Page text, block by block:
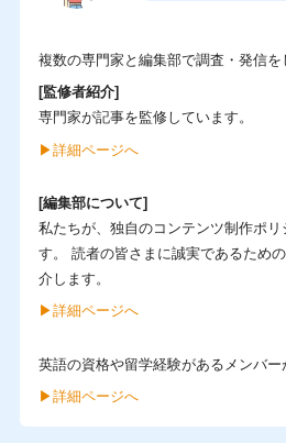
複数の専門家と編集部で調査・発信を
[監修者紹介]
専門家が記事を監修しています。
▶︎詳細ページへ
[編集部について]
私たちが、独自のコンテンツ制作ポ
す。 読者の皆さまに誠実であるため
介します。
▶︎詳細ページへ
英語の資格や留学経験があるメンバー
▶︎詳細ページへ